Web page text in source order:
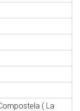
( La